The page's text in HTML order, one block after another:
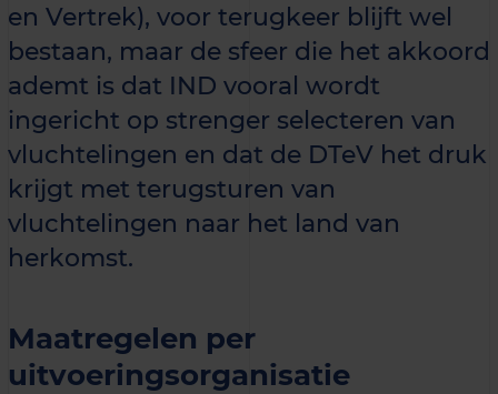
en Vertrek), voor terugkeer blijft wel
bestaan, maar de sfeer die het akkoord
ademt is dat IND vooral wordt
ingericht op strenger selecteren van
vluchtelingen en dat de DTeV het druk
krijgt met terugsturen van
vluchtelingen naar het land van
herkomst.
Maatregelen per
uitvoeringsorganisatie